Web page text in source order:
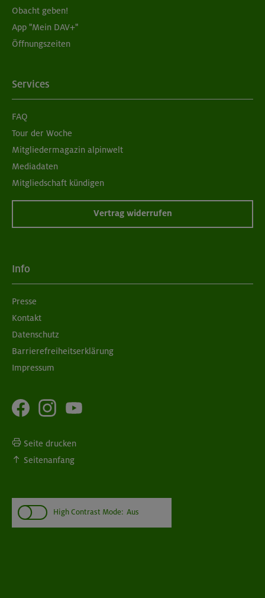
Obacht geben!
App "Mein DAV+"
Öffnungszeiten
Services
FAQ
Tour der Woche
Mitgliedermagazin alpinwelt
Mediadaten
Mitgliedschaft kündigen
Vertrag widerrufen
Info
Presse
Kontakt
Datenschutz
Barrierefreiheitserklärung
Impressum
Seite drucken
Seitenanfang
High Contrast Mode: Aus